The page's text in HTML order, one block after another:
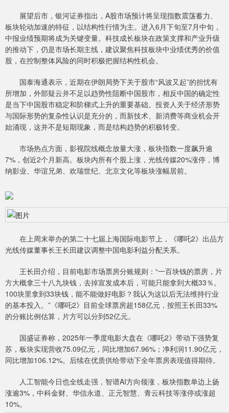
展望后市，银河证券指出，A股市场预计将呈现指数震荡蓄力、
板块轮动加速的特征，以结构性行情为主。进入6月下旬至7月中旬，
中报业绩预期将成为关键变量。科技成长板块在政策支撑和产业升级
的推动下，仍是市场长期主线，建议聚焦科技板块中业绩优秀的价值
股，在控制整体风险的同时积极把握结构性机会。
国泰海通表示，近期在伊朗局势下关于股市“风波又起”的担忧有
所增加，外部疑云并不足以趋势性阻断中国股市，相反中国的确定性
是当下中国股市稳定和阶梯式上升的重要基础。投资人关于经济形势
与国际形势的复杂性认识是充分的，而新技术、新消费等商业机会开
始涌现，这并不是短期现象，而是结构趋势的积极转变。
市场热点方面，影视院线概念放量大涨，板块指数一度飙升逾
7%，创近2个月新高。板块内所有个股上涨，光线传媒20%涨停，博
纳影业、华谊兄弟、欢瑞世纪、北京文化等板块涨幅居前。
在上周末举办的第二十七届上海国际电影节上，《哪吒2》出品方
光线传媒董事长王长田建议调整中国电影利益分配关系。
王长田介绍，目前电影市场票房分账规则：“一百块钱的票房，片
方大概拿三十八九块钱，去掉宣发成本后，可能只能拿到大概33％。
100块里拿到33块钱，能不能做好电影？我认为这以后无法维持行业
的基本投入。”《哪吒2》目前全球票房超158亿元，按照王长田33%
的分账比例估算，片方可以分到52亿元。
国盛证券称，2025年一季度电影大盘在《哪吒2》带动下强势复
苏，板块实现营收75.09亿元，同比增加67.96%；净利润11.90亿元，
同比增加106.12%。后续在优质供给带动下全年票房表现值得期待。
人工智能今日也全线走强，智谱AI方向领涨，板块指数单边上扬
涨逾3%，中科金财、华信永道、正元智慧、青云科技等涨停或涨超
10%。